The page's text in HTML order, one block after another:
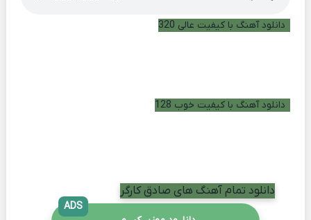
دانلود آهنگ با کیفیت عالی 320
دانلود آهنگ با کیفیت خوب 128
دانلود تمام آهنگ های صادق کارگر
ADS